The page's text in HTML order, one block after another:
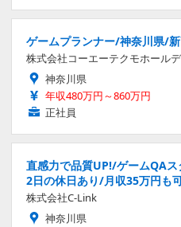
ゲームプランナー/神奈川県/
株式会社コーエーテクモホール
神奈川県
年収480万円～860万円
正社員
直感力で品質UP!/ゲームQA
2日の休日あり/月収35万円も
株式会社C-Link
神奈川県